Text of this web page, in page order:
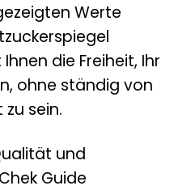
Werte
die Freiheit, Ihr
ohne ständig von
sein.
und
Guide